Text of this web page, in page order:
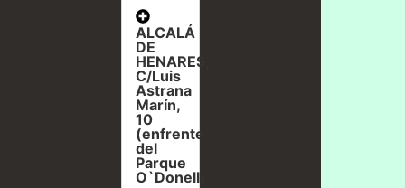
ALCALÁ
DE
HENARES,
C/Luis
Astrana
Marín,
10
(enfrente
del
Parque
O`Donell)